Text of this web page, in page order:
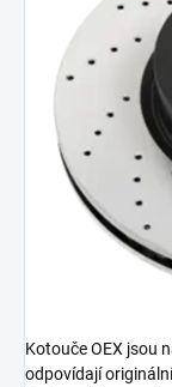
Kotouče OEX jsou
odpovídají